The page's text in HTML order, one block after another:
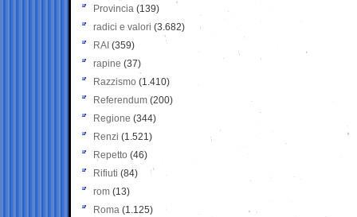
Provincia (139)
radici e valori (3.682)
RAI (359)
rapine (37)
Razzismo (1.410)
Referendum (200)
Regione (344)
Renzi (1.521)
Repetto (46)
Rifiuti (84)
rom (13)
Roma (1.125)